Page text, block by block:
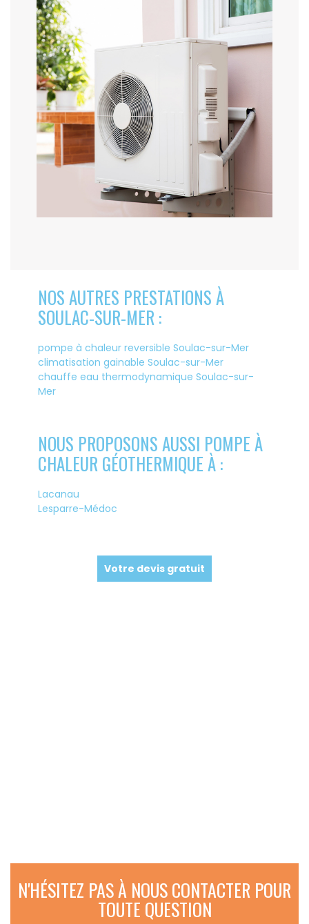
NOS AUTRES PRESTATIONS À
SOULAC-SUR-MER :
pompe à chaleur reversible Soulac-sur-Mer
climatisation gainable Soulac-sur-Mer
chauffe eau thermodynamique Soulac-sur-
Mer
NOUS PROPOSONS AUSSI POMPE À
CHALEUR GÉOTHERMIQUE À :
Lacanau
Lesparre-Médoc
Votre devis gratuit
N'HÉSITEZ PAS À NOUS CONTACTER POUR
TOUTE QUESTION